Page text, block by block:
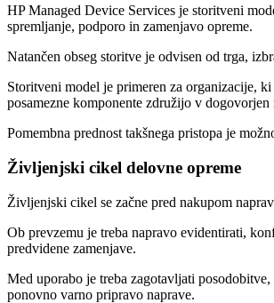
HP Managed Device Services je storitveni
spremljanje, podporo in zamenjavo opreme.
Natančen obseg storitve je odvisen od trga,
Storitveni model je primeren za organizacije,
posamezne komponente združijo v dogovorjen
Pomembna prednost takšnega pristopa je
Življenjski cikel delovne opreme
Življenjski cikel se začne pred nakupom
Ob prevzemu je treba napravo evidentirati,
predvidene zamenjave.
Med uporabo je treba zagotavljati
ponovno varno pripravo naprave.